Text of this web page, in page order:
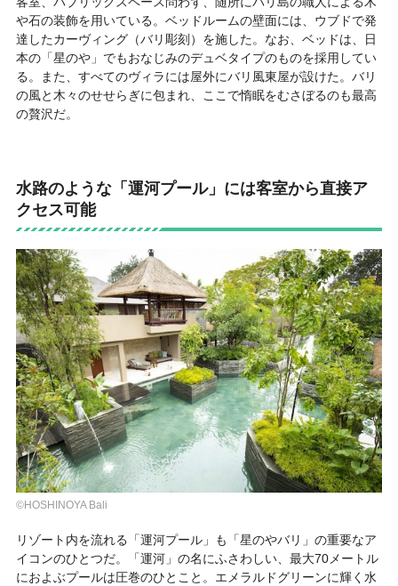
や石の装飾を用いている。ベッドルームの壁面には、ウブドで発
達したカーヴィング（バリ彫刻）を施した。なお、ベッドは、日
本の「星のや」でもおなじみのデュベタイプのものを採用してい
る。また、すべてのヴィラには屋外にバリ風東屋が設けた。バリ
の風と木々のせせらぎに包まれ、ここで惰眠をむさぼるのも最高
の贅沢だ。
水路のような「運河プール」には客室から直接ア
クセス可能
©HOSHINOYA Bali
リゾート内を流れる「運河プール」も「星のやバリ」の重要なア
イコンのひとつだ。「運河」の名にふさわしい、最大70メートル
におよぶプールは圧巻のひとこと。エメラルドグリーンに輝く水